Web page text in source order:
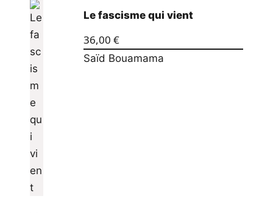
Le fascisme qui vient
36,00 €
Saïd Bouamama